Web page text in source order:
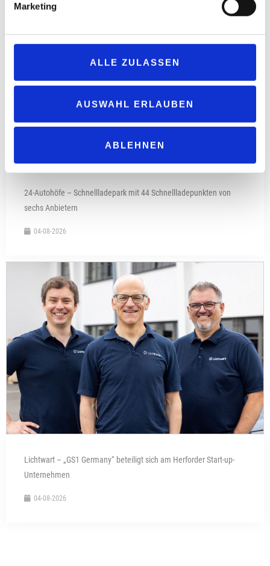
Marketing
ALLE ZULASSEN
AUSWAHL ERLAUBEN
ABLEHNEN
24-Autohöfe – Schnellladepark mit 44 Schnellladepunkten von
sechs Anbietern
04-08-2026
Lichtwart – „GS1 Germany“ beteiligt sich am Herforder Start-up-
Unternehmen
04-08-2026